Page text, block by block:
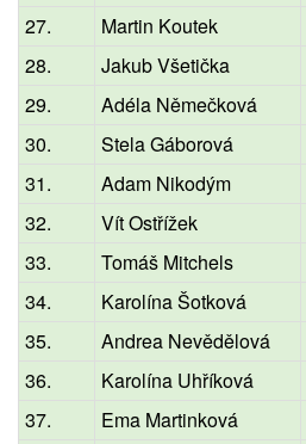
27.
Martin Koutek
28.
Jakub Všetička
29.
Adéla Němečková
30.
Stela Gáborová
31.
Adam Nikodým
32.
Vít Ostřížek
33.
Tomáš Mitchels
34.
Karolína Šotková
35.
Andrea Nevědělová
36.
Karolína Uhříková
37.
Ema Martinková